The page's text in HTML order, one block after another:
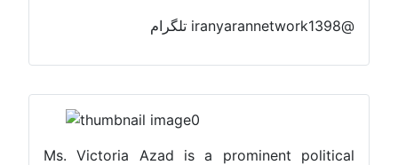
Ms. Victoria Azad is a prominent political
@iranyarannetwork1398 تلگرام